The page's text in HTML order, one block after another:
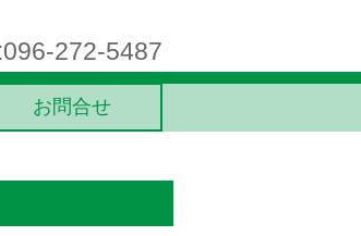
272-5487
お問合せ